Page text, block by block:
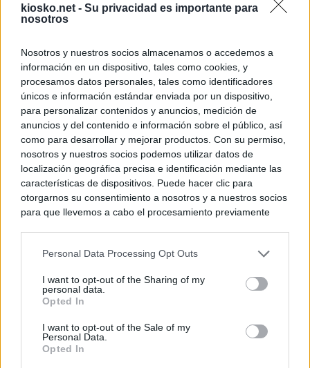
kiosko.net - Su privacidad es importante para
nosotros
Nosotros y nuestros socios almacenamos o accedemos a
información en un dispositivo, tales como cookies, y
procesamos datos personales, tales como identificadores
únicos e información estándar enviada por un dispositivo,
para personalizar contenidos y anuncios, medición de
anuncios y del contenido e información sobre el público, así
como para desarrollar y mejorar productos. Con su permiso,
nosotros y nuestros socios podemos utilizar datos de
localización geográfica precisa e identificación mediante las
características de dispositivos. Puede hacer clic para
otorgarnos su consentimiento a nosotros y a nuestros socios
para que llevemos a cabo el procesamiento previamente
negar su consentimiento. Tenga en cuenta que algún
de su consentimiento, pero usted tiene el derecho de
rechazar tal procesamiento. Sus preferencias se aplicarán
cualquier momento entrando de nuevo en este sitio web o
visitando nuestra política de privacidad.
Personal Data Processing Opt Outs
I want to opt-out of the Sharing of my
personal data.
Opted In
I want to opt-out of the Sale of my
Personal Data.
Opted In